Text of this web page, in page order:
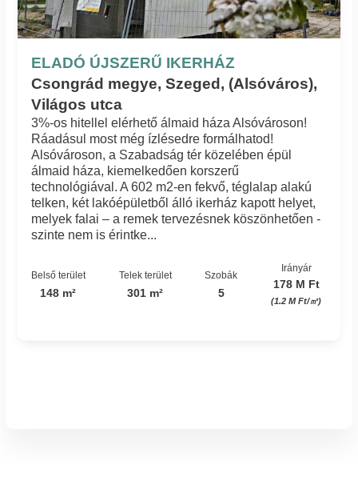
ELADÓ ÚJSZERŰ IKERHÁZ
Csongrád megye, Szeged, (Alsóváros),
Világos utca
3%-os hitellel elérhető álmaid háza Alsóvároson!
Ráadásul most még ízlésedre formálhatod!
Alsóvároson, a Szabadság tér közelében épül
álmaid háza, kiemelkedően korszerű
technológiával. A 602 m2-en fekvő, téglalap alakú
telken, két lakóépületből álló ikerház kapott helyet,
melyek falai – a remek tervezésnek köszönhetően -
szinte nem is érintke...
Belső terület
148 m²
Telek terület
301 m²
Szobák
5
Irányár
178 M Ft
(1.2 M Ft/㎡)